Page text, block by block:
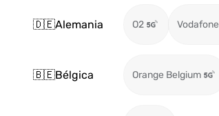
🇩🇪Alemania O2 Vodafone
🇧🇪Bélgica Orange Belgium